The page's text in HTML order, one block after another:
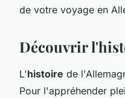
de votre voyage en
Découvrir
L'histoire de
Pour l'appréhender